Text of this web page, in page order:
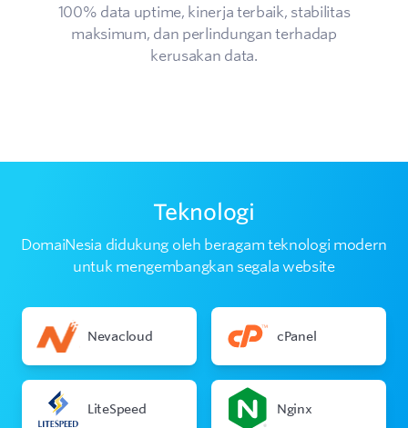
100% data uptime, kinerja terbaik, stabilitas
maksimum, dan perlindungan terhadap
kerusakan data.
Teknologi
DomaiNesia didukung oleh beragam teknologi modern
untuk mengembangkan segala website
Nevacloud cPanel
LiteSpeed Nginx